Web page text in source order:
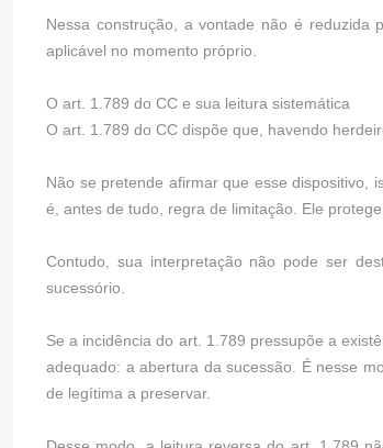
Nessa construção, a vontade não é reduzida
aplicável no momento próprio.
O art. 1.789 do CC e sua leitura sistemática
O art. 1.789 do CC dispõe que, havendo
Não se pretende afirmar que esse dispositivo,
é, antes de tudo, regra de limitação. Ele
Contudo, sua interpretação não pode ser
sucessório.
Se a incidência do art. 1.789 pressupõe a
adequado: a abertura da sucessão. É nesse
de legítima a preservar.